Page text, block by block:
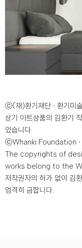
ⓒ(재)환기재단 ∙ 환기미
상기 아트상품의 김환기
있습니다.
ⓒWhanki Foundation
The copyrights of
works belong to the
저작권자의 허가 없이 김
엄격히 금합니다.